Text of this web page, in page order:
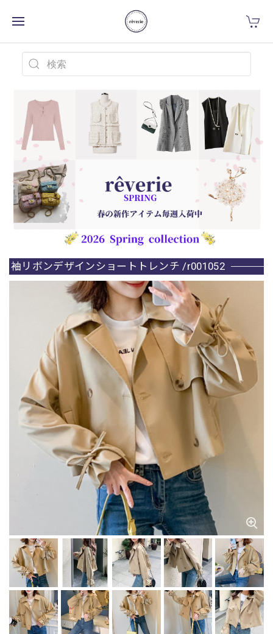
袖リボンデザインショートトレンチ /r001052